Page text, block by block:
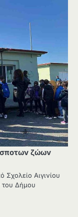
ζώων
Σχολείο Αιγινίου
του Δήμου